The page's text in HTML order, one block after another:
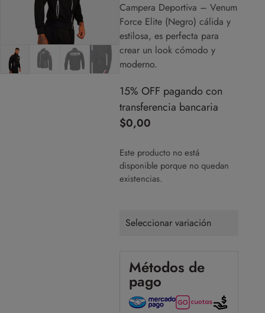
Campera Deportiva – Venum
Force Elite (Negro) cálida y
estilosa, es perfecta para
crear un look cómodo y
moderno.
15% OFF pagando con
transferencia bancaria
$0,00
Este producto no está
disponible porque no quedan
existencias.
Seleccionar variación
Métodos de
pago